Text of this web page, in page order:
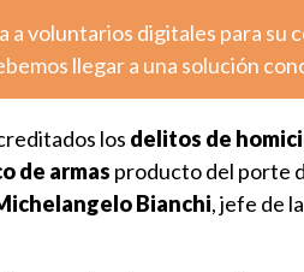
a voluntarios digitales para su
llegar a una solución
los delitos de
de armas producto del porte
Bianchi, jefe de